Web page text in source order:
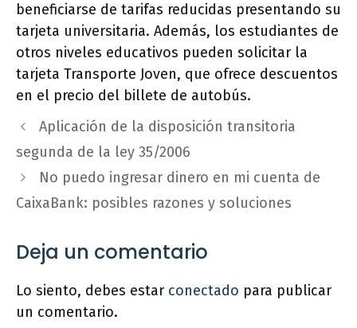
beneficiarse de tarifas reducidas presentando su
tarjeta universitaria. Además, los estudiantes de
otros niveles educativos pueden solicitar la
tarjeta Transporte Joven, que ofrece descuentos
en el precio del billete de autobús.
Aplicación de la disposición transitoria
segunda de la ley 35/2006
No puedo ingresar dinero en mi cuenta de
CaixaBank: posibles razones y soluciones
Deja un comentario
Lo siento, debes estar conectado para publicar
un comentario.